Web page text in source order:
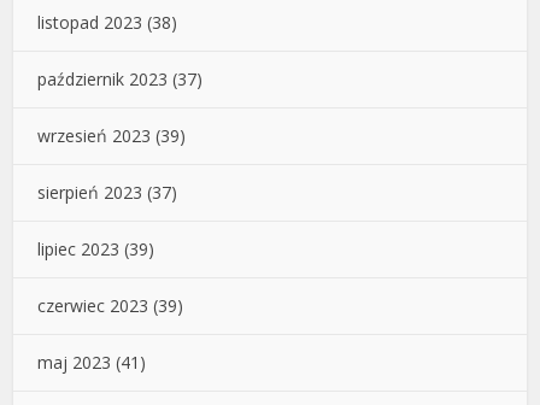
listopad 2023 (38)
październik 2023 (37)
wrzesień 2023 (39)
sierpień 2023 (37)
lipiec 2023 (39)
czerwiec 2023 (39)
maj 2023 (41)